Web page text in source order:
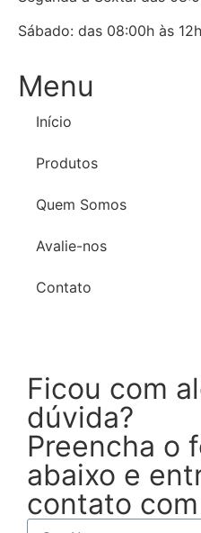
Sábado: das 08:00h às 12h
Menu
Início
Produtos
Quem Somos
Avalie-nos
Contato
Ficou com
dúvida?
Preencha o
abaixo e
contato